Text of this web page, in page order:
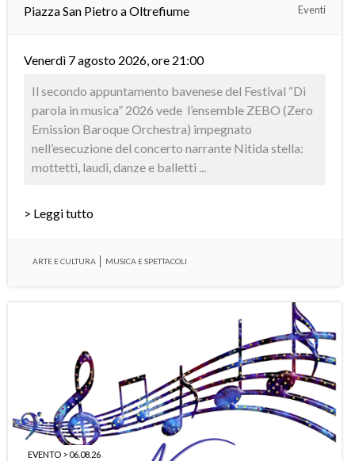
Piazza San Pietro a Oltrefiume Eventi
Venerdì 7 agosto 2026, ore 21:00
Il secondo appuntamento bavenese del Festival “Di
parola in musica” 2026 vede l’ensemble ZEBO (Zero
Emission Baroque Orchestra) impegnato
nell’esecuzione del concerto narrante Nitida stella:
mottetti, laudi, danze e balletti ...
> Leggi tutto
ARTE E CULTURA MUSICA E SPETTACOLI
EVENTO > 06.08.26